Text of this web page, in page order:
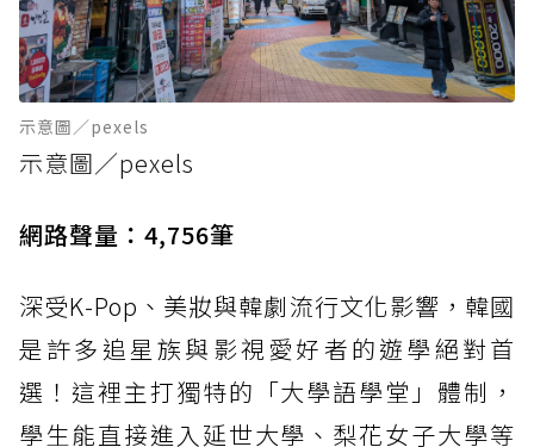
示意圖／pexels
示意圖／pexels
網路聲量：4,756筆
深受K-Pop、美妝與韓劇流行文化影響，韓國
是許多追星族與影視愛好者的遊學絕對首
選！這裡主打獨特的「大學語學堂」體制，
學生能直接進入延世大學、梨花女子大學等